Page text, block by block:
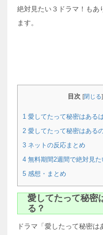
絶対見たい３ドラマ！もあ
ます。
目次 [閉じる]
1 愛してたって秘密はある
2 愛してたって秘密はある
3 ネットの反応まとめ
4 無料期間2週間で絶対見た
5 感想・まとめ
愛してたって秘密
る？
ドラマ「愛したって秘密